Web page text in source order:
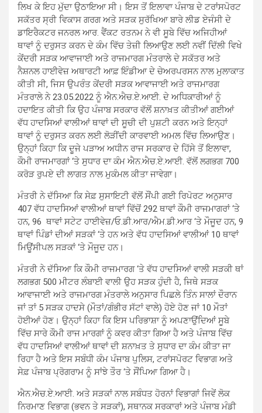
ਲਿਖ ਕੇ ਇਹ ਮੁੱਦਾ ਉਠਾਇਆ ਸੀ। ਇਸ ਤੋਂ ਇਲਾਵਾ ਪੰਜਾਬ ਦੇ ਟਰਾਂਸਪੋਰਟ
ਸਕੱਤਰ ਸ੍ਰੀ ਵਿਕਾਸ ਗਰਗ ਅਤੇ ਸੜਕ ਸੁਰੱਖਿਆ ਬਾਰੇ ਲੀਡ ਏਜੰਸੀ ਦੇ
ਡਾਇਰੈਕਟਰ ਜਨਰਲ ਆਰ. ਵੈਂਕਟ ਰਤਨਮ ਨੇ ਵੀ ਸੂਬੇ ਵਿੱਚ ਅਜਿਹੀਆਂ
ਥਾਵਾਂ ਨੂੰ ਦਰੁਸਤ ਕਰਨ ਦੇ ਕੰਮ ਵਿੱਚ ਤੇਜ਼ੀ ਲਿਆਉਣ ਲਈ ਨਵੀਂ ਦਿੱਲੀ ਵਿਖੇ
ਕੇਂਦਰੀ ਸੜਕ ਆਵਾਜਾਈ ਅਤੇ ਰਾਜਮਾਰਗ ਮੰਤਰਾਲੇ ਦੇ ਸਕੱਤਰ ਅਤੇ
ਨੈਸ਼ਨਲ ਹਾਈਵੇਜ਼ ਅਥਾਰਟੀ ਆਫ਼ ਇੰਡੀਆ ਦੇ ਚੇਅਰਪਰਸਨ ਨਾਲ ਮੁਲਾਕਾਤ
ਕੀਤੀ ਸੀ, ਜਿਸ ਉਪਰੰਤ ਕੇਂਦਰੀ ਸੜਕ ਆਵਾਜਾਈ ਅਤੇ ਰਾਜਮਾਰਗ
ਮੰਤਰਾਲੇ ਨੇ 23.05.2022 ਨੂੰ ਐਨ.ਐਚ.ਏ.ਆਈ. ਦੇ ਅਧਿਕਾਰੀਆਂ ਨੂੰ
ਹਦਾਇਤ ਕੀਤੀ ਕਿ ਉਹ ਪੰਜਾਬ ਸਰਕਾਰ ਵੱਲੋਂ ਸ਼ਨਾਖ਼ਤ ਕੀਤੀਆਂ ਗਈਆਂ
ਵੱਧ ਹਾਦਸਿਆਂ ਵਾਲੀਆਂ ਥਾਵਾਂ ਦੀ ਸੂਚੀ ਦੀ ਪੁਸ਼ਟੀ ਕਰਨ ਅਤੇ ਇਨ੍ਹਾਂ
ਥਾਵਾਂ ਨੂੰ ਦਰੁਸਤ ਕਰਨ ਲਈ ਲੋੜੀਂਦੀ ਕਾਰਵਾਈ ਅਮਲ ਵਿੱਚ ਲਿਆਉਣ।
ਉਨ੍ਹਾਂ ਕਿਹਾ ਕਿ ਦੂਜੇ ਪੜਾਅ ਅਧੀਨ ਰਾਜ ਸਰਕਾਰ ਦੇ ਹਿੱਸੇ ਤੋਂ ਇਲਾਵਾ,
ਕੌਮੀ ਰਾਜਮਾਰਗਾਂ ‘ਤੇ ਸੁਧਾਰ ਦਾ ਕੰਮ ਐਨ.ਐਚ.ਏ.ਆਈ. ਵੱਲੋਂ ਲਗਭਗ 700
ਕਰੋੜ ਰੁਪਏ ਦੀ ਲਾਗਤ ਨਾਲ ਮੁਕੰਮਲ ਕੀਤਾ ਜਾਵੇਗਾ।
ਮੰਤਰੀ ਨੇ ਦੱਸਿਆ ਕਿ ਸੇਫ਼ ਸੁਸਾਇਟੀ ਵੱਲੋਂ ਸੌਂਪੀ ਗਈ ਰਿਪੋਰਟ ਅਨੁਸਾਰ
407 ਵੱਧ ਹਾਦਸਿਆਂ ਵਾਲੀਆਂ ਥਾਵਾਂ ਵਿੱਚੋਂ 292 ਥਾਵਾਂ ਕੌਮੀ ਰਾਜਮਾਗਰਾਂ ‘ਤੇ
ਹਨ, 96 ਥਾਵਾਂ ਸਟੇਟ ਹਾਈਵੇਜ਼/ਓ.ਡੀ.ਆਰ/ਐਮ.ਡੀ.ਆਰ ‘ਤੇ ਮੌਜੂਦ ਹਨ, 9
ਥਾਵਾਂ ਪਿੰਡਾਂ ਦੀਆਂ ਸੜਕਾਂ ‘ਤੇ ਹਨ ਅਤੇ ਵੱਧ ਹਾਦਸਿਆਂ ਵਾਲੀਆਂ 10 ਥਾਵਾਂ
ਮਿਊਂਸੀਪਲ ਸੜਕਾਂ ‘ਤੇ ਮੌਜੂਦ ਹਨ।
ਮੰਤਰੀ ਨੇ ਦੱਸਿਆ ਕਿ ਕੌਮੀ ਰਾਜਮਾਰਗ ‘ਤੇ ਵੱਧ ਹਾਦਸਿਆਂ ਵਾਲੀ ਸੜਕੀ ਥਾਂ
ਲਗਭਗ 500 ਮੀਟਰ ਲੰਬਾਈ ਵਾਲੀ ਉਹ ਸੜਕ ਹੁੰਦੀ ਹੈ, ਜਿਥੇ ਸੜਕ
ਆਵਾਜਾਈ ਅਤੇ ਰਾਜਮਾਰਗ ਮੰਤਰਾਲੇ ਅਨੁਸਾਰ ਪਿਛਲੇ ਤਿੰਨ ਸਾਲਾਂ ਦੌਰਾਨ
ਜਾਂ ਤਾਂ 5 ਸੜਕ ਹਾਦਸੇ (ਮੌਤਾਂ/ਗੰਭੀਰ ਸੱਟਾਂ ਵਾਲੇ) ਹੋਏ ਹੋਣ ਜਾਂ 10 ਮੌਤਾਂ
ਹੋਈਆਂ ਹੋਣ। ਉਨ੍ਹਾਂ ਕਿਹਾ ਕਿ ਇਸ ਪਰਿਭਾਸ਼ਾ ਨੂੰ ਅਪਣਾਉਂਦਿਆਂ ਸੂਬੇ
ਵਿੱਚ ਸਾਰੇ ਕੌਮੀ ਰਾਜ ਮਾਰਗਾਂ ਨੂੰ ਕਵਰ ਕੀਤਾ ਗਿਆ ਹੈ ਅਤੇ ਪੰਜਾਬ ਵਿੱਚ
ਵੱਧ ਹਾਦਸਿਆਂ ਵਾਲੀਆਂ ਥਾਵਾਂ ਦੀ ਸ਼ਨਾਖ਼ਤ ਤੇ ਸੁਧਾਰ ਦਾ ਕੰਮ ਕੀਤਾ ਜਾ
ਰਿਹਾ ਹੈ ਅਤੇ ਇਸ ਸਬੰਧੀ ਕੰਮ ਪੰਜਾਬ ਪੁਲਿਸ, ਟਰਾਂਸਪੋਰਟ ਵਿਭਾਗ ਅਤੇ
ਸੇਫ਼ ਪੰਜਾਬ ਪ੍ਰੋਗਰਾਮ ਨੂੰ ਸਾਂਝੇ ਤੌਰ ‘ਤੇ ਸੌਂਪਿਆ ਗਿਆ ਹੈ।
ਐਨ.ਐਚ.ਏ.ਆਈ. ਅਤੇ ਸੜਕਾਂ ਨਾਲ ਸਬੰਧਤ ਹੋਰਨਾਂ ਵਿਭਾਗਾਂ ਜਿਵੇਂ ਲੋਕ
ਨਿਰਮਾਣ ਵਿਭਾਗ (ਭਵਨ ਤੇ ਸੜਕਾਂ), ਸਥਾਨਕ ਸਰਕਾਰਾਂ ਅਤੇ ਪੰਜਾਬ ਮੰਡੀ